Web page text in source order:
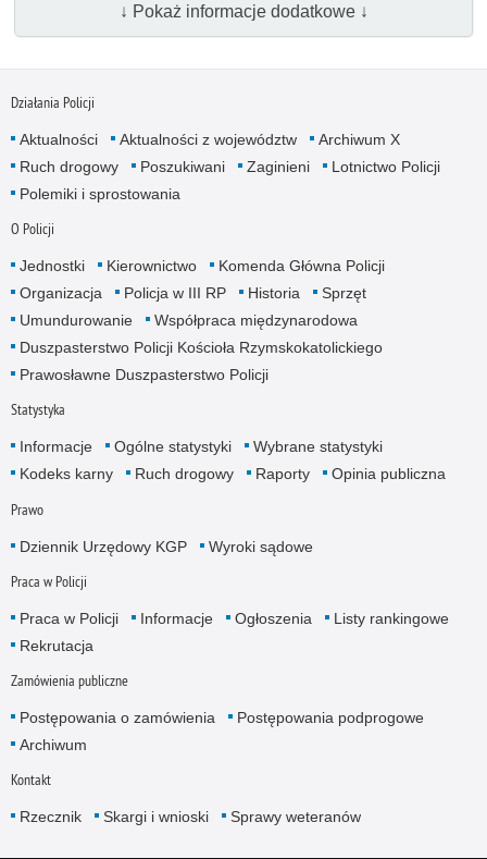
↓ Pokaż informacje dodatkowe ↓
Działania Policji
Aktualności Aktualności z województw
Archiwum X
Ruch drogowy
Poszukiwani Zaginieni
Lotnictwo Policji
Polemiki i sprostowania
O Policji
Jednostki Kierownictwo
Komenda Główna Policji
Organizacja
Policja w III RP Historia
Sprzęt
Umundurowanie
Współpraca międzynarodowa
Duszpasterstwo Policji Kościoła Rzymskokatolickiego
Prawosławne Duszpasterstwo Policji
Statystyka
Informacje Ogólne statystyki
Wybrane statystyki
Kodeks karny
Ruch drogowy Raporty Opinia publiczna
Prawo
Dziennik Urzędowy KGP Wyroki sądowe
Praca w Policji
Praca w Policji Informacje Ogłoszenia
Listy rankingowe
Rekrutacja
Zamówienia publiczne
Postępowania o zamówienia
Postępowania podprogowe
Archiwum
Kontakt
Rzecznik Skargi i wnioski Sprawy weteranów